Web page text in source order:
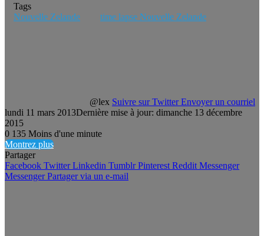
Tags
Nouvelle Zelande
time lapse Nouvelle Zelande
@lex Suivre sur Twitter Envoyer un courriel
lundi 11 mars 2013Dernière mise à jour: dimanche 13 décembre
2015
0 135 Moins d'une minute
Montrez plus
Partager
Facebook Twitter Linkedin Tumblr Pinterest Reddit Messenger
Messenger Partager via un e-mail